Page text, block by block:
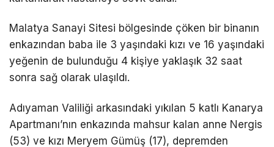
Malatya Sanayi Sitesi bölgesinde çöken bir binanın
enkazından baba ile 3 yaşındaki kızı ve 16 yaşındaki
yeğenin de bulunduğu 4 kişiye yaklaşık 32 saat
sonra sağ olarak ulaşıldı.
Adıyaman Valiliği arkasındaki yıkılan 5 katlı Kanarya
Apartmanı’nın enkazında mahsur kalan anne Nergis
(53) ve kızı Meryem Gümüş (17), depremden